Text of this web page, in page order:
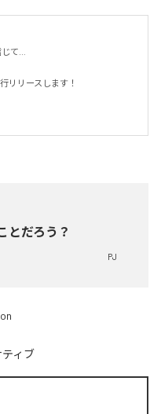
て…
リリースします！
とだろう？
PJ
ィブ